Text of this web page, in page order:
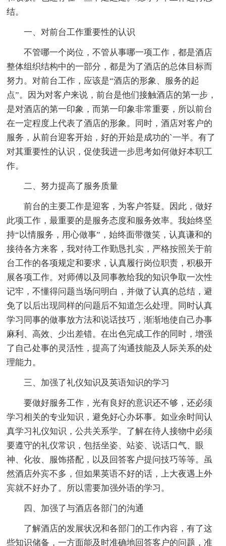
结。
一、对前台工作重要性的认识
不管哪一个岗位，不管从事哪一项工作，都是酒店
整体组织结构中的一部分，都是为了酒店的总体目标而
努力。对前台工作，应该是“酒店的形象、服务的起
点”。因为对客户来说，前台是他们接触酒店的第一步，
是对酒店的第一印象，而第一印象非常重要，所以前台
在一定程度上代表了酒店的形象。同时，酒店对客户的
服务，从前台迎客开始，好的开始是成功的`一半。有了
对其重要性的认识，促使我进一步思考如何做好本职工
作。
二、努力提高了服务质量
前台的主要工作是迎客，为客户答疑。因此，做好
此项工作，最重要的是服务态度和服务效率。我始终坚
持“以情服务，用心做事”，始终面带微笑，认真谦和的
接待各方来客，我对待工作勤恳扎实，严格按照关于前
台工作的各项规定和要求，认真履行岗位职责，积极开
展各项工作。对师傅以及同事教给我的知识争取一次性
记牢，不懂得问题当场问明白，并做了认真的总结，避
免了以后出现同样的问题后不知道怎么处理。同时认真
学习同事的做事放方法和说话技巧，渐渐地使自己办事
麻利、高效、少出差错。在出色完成工作的同时，增强
了自己处事的灵活性，提高了沟通技能及人际关系的处
理能力。
三、加强了礼仪知识及英语知识的学习
要做好服务工作，光有良好的意识还不够，还必须
学习相关的专业知识，避免好心办坏事。如业余时间认
真学习礼仪知识，公共关系学。了解在待人接物中必须
要遵守的礼仪常识，包括坐姿、站姿、说话口气、眼
神、化妆、服饰搭配，以及回答客户提问技巧等等。虽
然酒店外宾不多，但如果英语不好的话，上大夜遇上外
宾就不好办了。所以需要加强外语的学习。
四、加强了与酒店各部门的沟通
了解酒店的发展状况和各部门的工作内容，有了这
些知识储备，一方面能及时准确地回答客户的问题，准